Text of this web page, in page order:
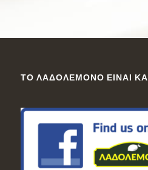
ΤΟ ΛΑΔΟΛΈΜΟΝΟ ΕΊΝΑΙ